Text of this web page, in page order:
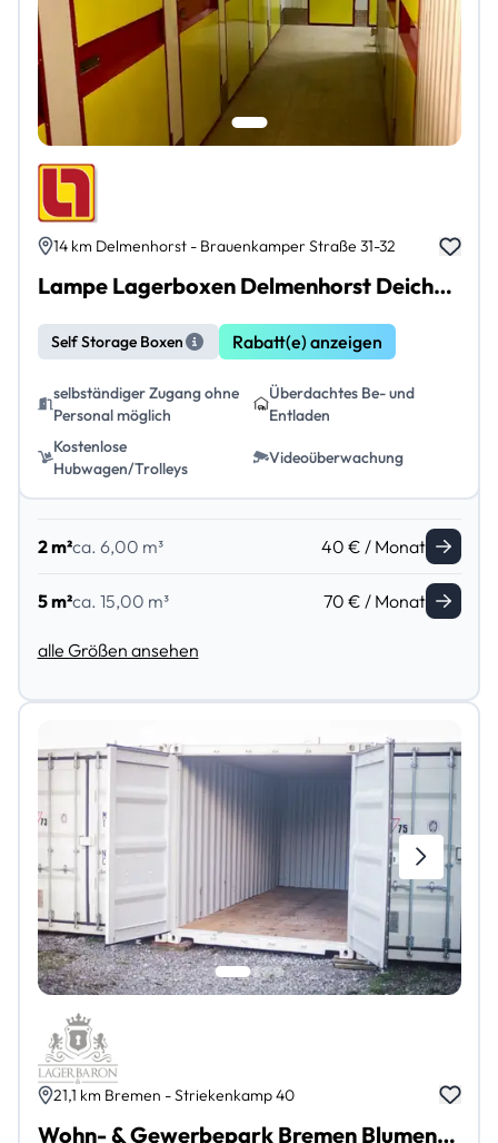
14 km Delmenhorst - Brauenkamper Straße 31-32
Lampe Lagerboxen Delmenhorst Deichhorst
Self Storage Boxen Rabatt(e) anzeigen
selbständiger Zugang ohne
Personal möglich
Überdachtes Be- und
Entladen
Kostenlose
Hubwagen/Trolleys
Videoüberwachung
2 m²ca. 6,00 m³ 40 € / Monat
5 m²ca. 15,00 m³ 70 € / Monat
alle Größen ansehen
21,1 km Bremen - Striekenkamp 40
Wohn- & Gewerbepark Bremen Blumenthal